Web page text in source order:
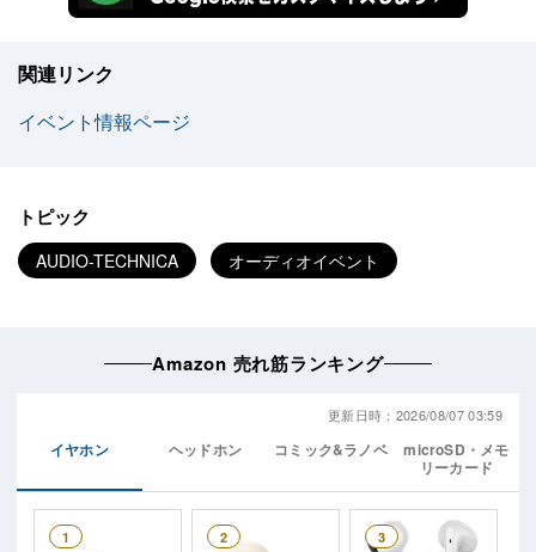
関連リンク
イベント情報ページ
トピック
AUDIO-TECHNICA オーディオイベント